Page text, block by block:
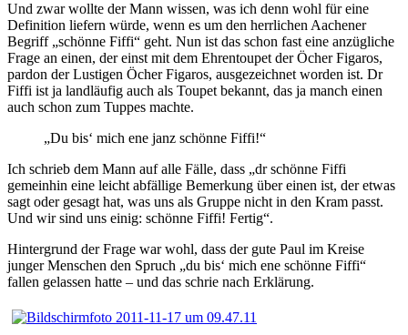
Und zwar wollte der Mann wissen, was ich denn wohl für eine
Definition liefern würde, wenn es um den herrlichen Aachener
Begriff „schönne Fiffi“ geht. Nun ist das schon fast eine anzügliche
Frage an einen, der einst mit dem Ehrentoupet der Öcher Figaros,
pardon der Lustigen Öcher Figaros, ausgezeichnet worden ist. Dr
Fiffi ist ja landläufig auch als Toupet bekannt, das ja manch einen
auch schon zum Tuppes machte.
„Du bis‘ mich ene janz schönne Fiffi!“
Ich schrieb dem Mann auf alle Fälle, dass „dr schönne Fiffi
gemeinhin eine leicht abfällige Bemerkung über einen ist, der etwas
sagt oder gesagt hat, was uns als Gruppe nicht in den Kram passt.
Und wir sind uns einig: schönne Fiffi! Fertig“.
Hintergrund der Frage war wohl, dass der gute Paul im Kreise
junger Menschen den Spruch „du bis‘ mich ene schönne Fiffi“
fallen gelassen hatte – und das schrie nach Erklärung.